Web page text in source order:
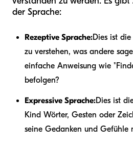
der Sprache:
Rezeptive Sprache:Dies ist
zu verstehen, was andere
einfache Anweisung wie
befolgen?
Expressive Sprache:Dies ist
Kind Wörter, Gesten oder
seine Gedanken und Gefühle